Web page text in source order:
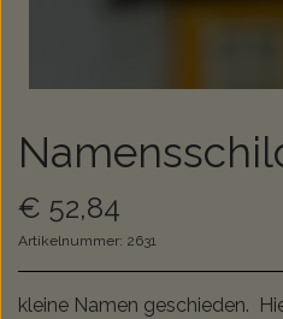
€ 52,84
Artikelnummer: 2631
kleine Namen geschieden.